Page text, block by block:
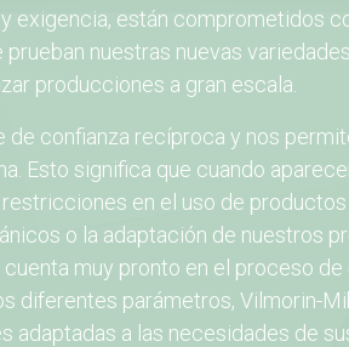
exigencia, están comprometidos
nuestras nuevas
producciones a gran escala.
de confianza recíproca y nos
Esto significa que cuando
en el uso de
o la adaptación de nuestros
muy pronto en el proceso
diferentes parámetros, Vilmorin-
adaptadas a las necesidades de